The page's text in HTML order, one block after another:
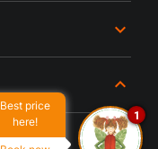
Best price
here!
1